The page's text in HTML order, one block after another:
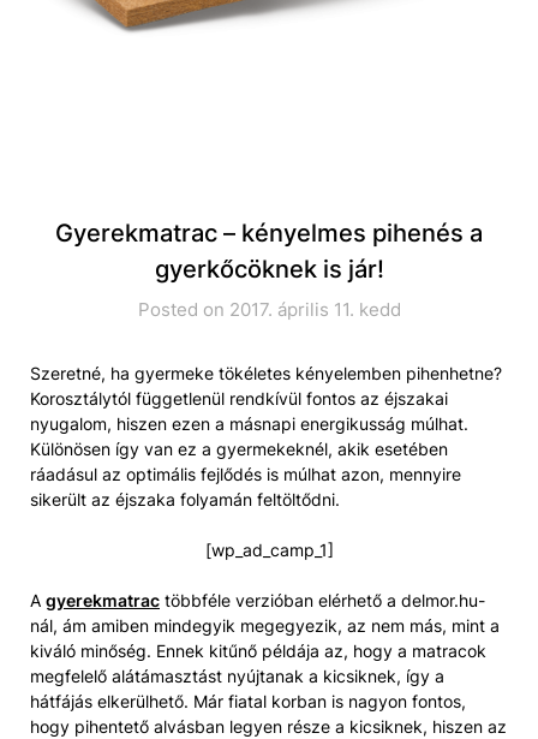
Gyerekmatrac – kényelmes pihenés a
gyerkőcöknek is jár!
Posted on 2017. április 11. kedd
Szeretné, ha gyermeke tökéletes kényelemben pihenhetne?
Korosztálytól függetlenül rendkívül fontos az éjszakai
nyugalom, hiszen ezen a másnapi energikusság múlhat.
Különösen így van ez a gyermekeknél, akik esetében
ráadásul az optimális fejlődés is múlhat azon, mennyire
sikerült az éjszaka folyamán feltöltődni.
[wp_ad_camp_1]
A gyerekmatrac többféle verzióban elérhető a delmor.hu-
nál, ám amiben mindegyik megegyezik, az nem más, mint a
kiváló minőség. Ennek kitűnő példája az, hogy a matracok
megfelelő alátámasztást nyújtanak a kicsiknek, így a
hátfájás elkerülhető. Már fiatal korban is nagyon fontos,
hogy pihentető alvásban legyen része a kicsiknek, hiszen az